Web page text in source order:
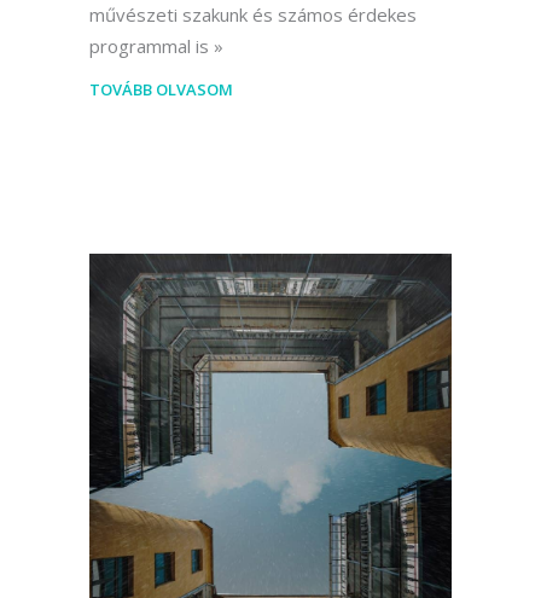
művészeti szakunk és számos érdekes
programmal is
TOVÁBB OLVASOM